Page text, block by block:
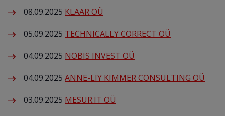
08.09.2025 KLAAR OÜ
05.09.2025 TECHNICALLY CORRECT OÜ
04.09.2025 NOBIS INVEST OÜ
04.09.2025 ANNE-LIY KIMMER CONSULTING OÜ
03.09.2025 MESUR.IT OÜ